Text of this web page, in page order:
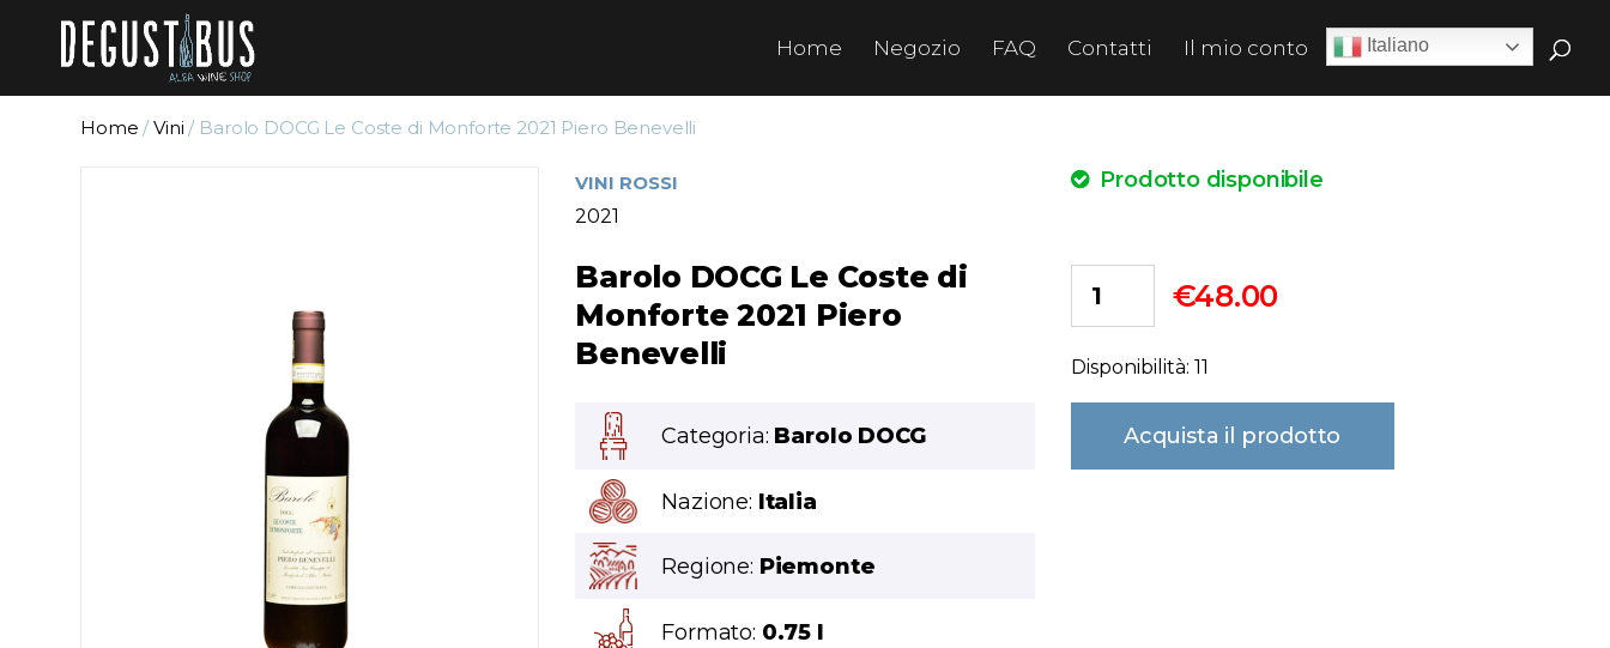
Home Negozio FAQ Contatti Il mio conto
Home /Vini / Barolo DOCG Le Coste di Monforte 2021 Piero Benevelli
VINI ROSSI
2021
Barolo DOCG Le Coste di
Monforte 2021 Piero
Benevelli
Categoria: Barolo DOCG
Nazione: Italia
Regione: Piemonte
Formato: 0.75 l
Prodotto disponibile
€48.00
Disponibilità: 11
Acquista il prodotto
Italiano